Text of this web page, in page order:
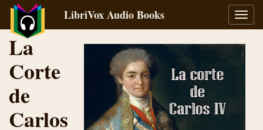
LibriVox Audio Books
La
Corte
de
Carlos